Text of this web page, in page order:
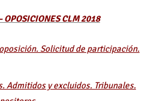
OPOSICIONES CLM 2018
Solicitud de participación.
Admitidos y excluidos. Tribunales.